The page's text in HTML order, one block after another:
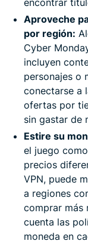
Aproveche
por región:
Cyber
incluyen
personajes o
conectarse a
ofertas por
sin gastar de
Estire su
el juego
precios
VPN, puede
a regiones
comprar más
cuenta las
moneda en